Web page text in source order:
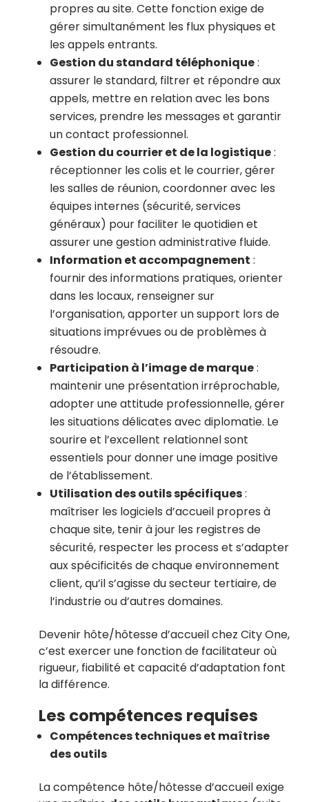
propres au site. Cette fonction exige de
gérer simultanément les flux physiques et
les appels entrants.
Gestion du standard téléphonique:
assurer le standard, filtrer et répondre aux
appels, mettre en relation avec les bons
services, prendre les messages et garantir
un contact professionnel.
Gestion du courrier et de la logistique:
réceptionner les colis et le courrier, gérer
les salles de réunion, coordonner avec les
équipes internes (sécurité, services
généraux) pour faciliter le quotidien et
assurer une gestion administrative fluide.
Information et accompagnement :
fournir des informations pratiques, orienter
dans les locaux, renseigner sur
l’organisation, apporter un support lors de
situations imprévues ou de problèmes à
résoudre.
Participation à l’image de marque:
maintenir une présentation irréprochable,
adopter une attitude professionnelle, gérer
les situations délicates avec diplomatie. Le
sourire et l’excellent relationnel sont
essentiels pour donner une image positive
de l’établissement.
Utilisation des outils spécifiques:
maîtriser les logiciels d’accueil propres à
chaque site, tenir à jour les registres de
sécurité, respecter les process et s’adapter
aux spécificités de chaque environnement
client, qu’il s’agisse du secteur tertiaire, de
l’industrie ou d’autres domaines.
Devenir hôte/hôtesse d’accueil chez City One,
c’est exercer une fonction de facilitateur où
rigueur, fiabilité et capacité d’adaptation font
la différence.
Les compétences requises
Compétences techniques et maîtrise
des outils
La compétence hôte/hôtesse d’accueil exige